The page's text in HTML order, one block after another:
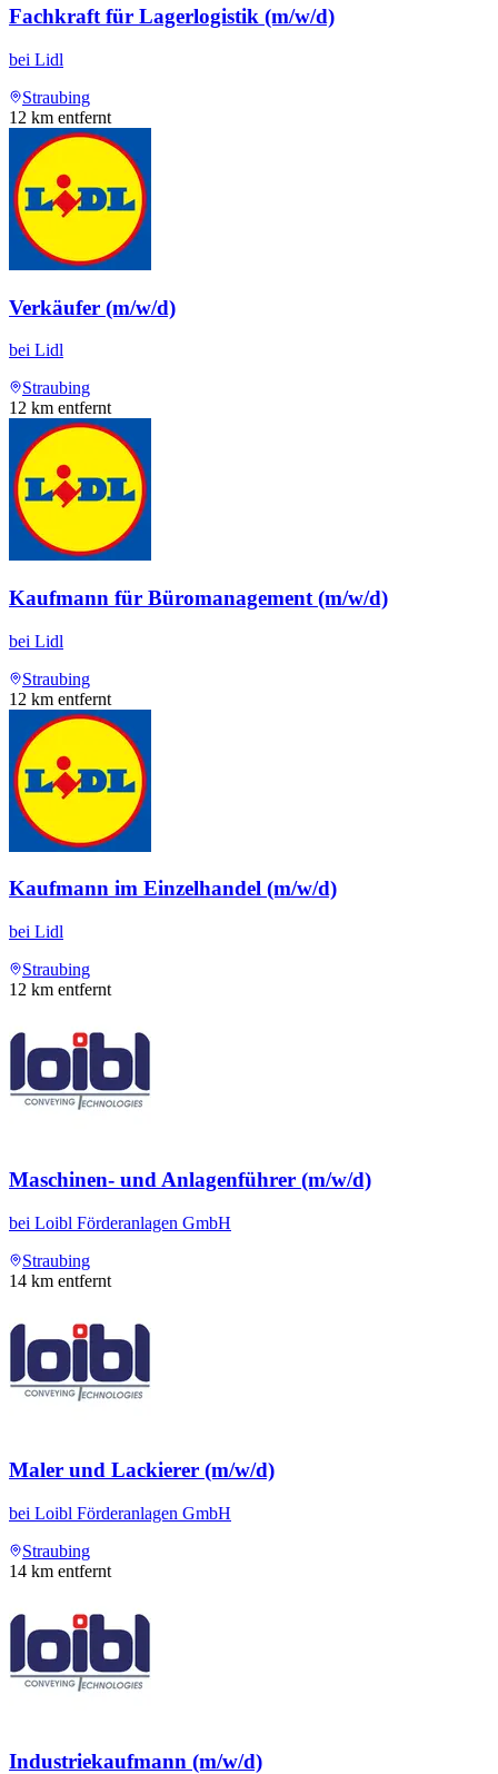
Fachkraft für Lagerlogistik (m/w/d)
bei Lidl
Straubing
12 km entfernt
Verkäufer (m/w/d)
bei Lidl
Straubing
12 km entfernt
Kaufmann für Büromanagement (m/w/d)
bei Lidl
Straubing
12 km entfernt
Kaufmann im Einzelhandel (m/w/d)
bei Lidl
Straubing
12 km entfernt
Maschinen- und Anlagenführer (m/w/d)
bei Loibl Förderanlagen GmbH
Straubing
14 km entfernt
Maler und Lackierer (m/w/d)
bei Loibl Förderanlagen GmbH
Straubing
14 km entfernt
Industriekaufmann (m/w/d)